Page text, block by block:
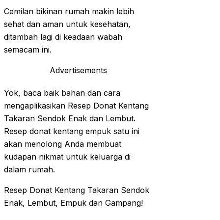
Cemilan bikinan rumah makin lebih
sehat dan aman untuk kesehatan,
ditambah lagi di keadaan wabah
semacam ini.
Advertisements
Yok, baca baik bahan dan cara
mengaplikasikan Resep Donat Kentang
Takaran Sendok Enak dan Lembut.
Resep donat kentang empuk satu ini
akan menolong Anda membuat
kudapan nikmat untuk keluarga di
dalam rumah.
Resep Donat Kentang Takaran Sendok
Enak, Lembut, Empuk dan Gampang!